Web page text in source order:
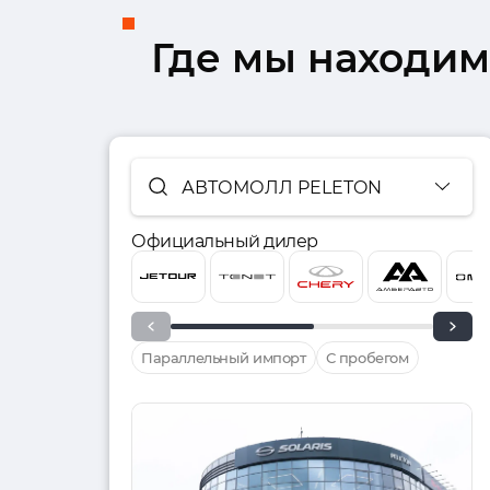
Где мы
АВТОМОЛЛ PELETON
Официальный дилер
Параллельный импорт С пробегом